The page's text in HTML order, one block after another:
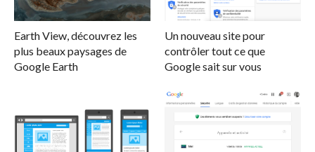
Earth View, découvrez les
plus beaux paysages de
Google Earth
Un nouveau site pour
contrôler tout ce que
Google sait sur vous